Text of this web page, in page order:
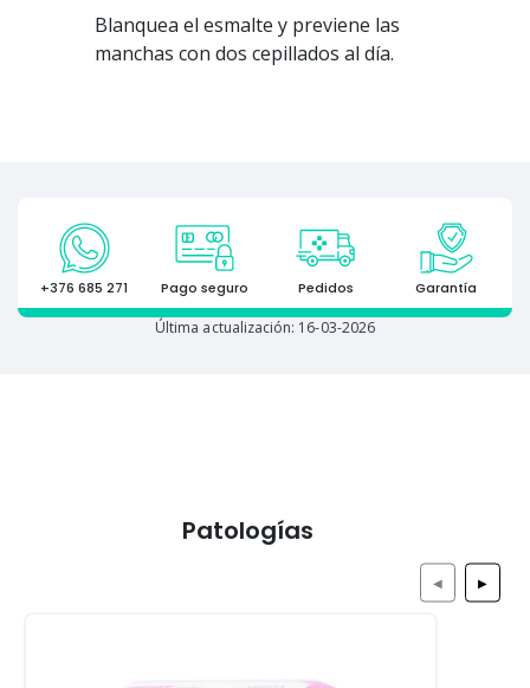
Blanquea el esmalte y previene las
manchas con dos cepillados al día.
+376 685 271 Pago seguro Pedidos Garantía
Última actualización: 16-03-2026
Patologías
◀ ▶